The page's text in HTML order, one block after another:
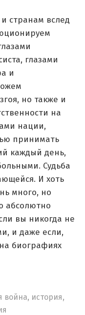
странам вслед
глазами
и
но также и
на
нации,
принимать
каждый день,
Судьба
И хоть
много, но
абсолютно
вы никогда не
и даже если,
биографиях
война, история,